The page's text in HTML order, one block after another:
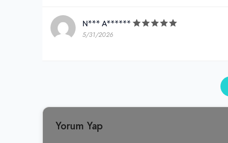
N*** A******
5/31/2026
Yorum Yap